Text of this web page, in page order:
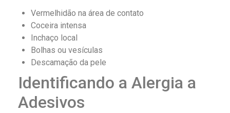
Vermelhidão na área de contato
Coceira intensa
Inchaço local
Bolhas ou vesículas
Descamação da pele
Identificando a Alergia a
Adesivos